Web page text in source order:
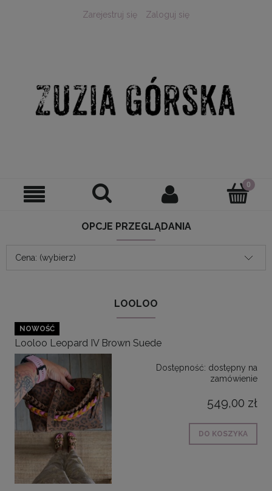
Zarejestruj się Zaloguj się
OPCJE PRZEGLĄDANIA
Cena: (wybierz)
LOOLOO
Looloo Leopard IV Brown Suede
Dostępność: dostępny na
zamówienie
549,00 zł
DO KOSZYKA
NOWOŚĆ